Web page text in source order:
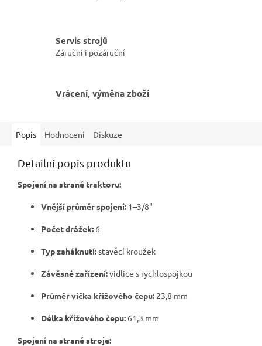
Servis strojů
Záruční i pozáruční
Vrácení, výměna zboží
Popis Hodnocení Diskuze
Detailní popis produktu
Spojení na straně traktoru:
Vnější průměr spojení: 1–3/8"
Počet drážek: 6
Typ zaháknutí:stavěcí kroužek
Závěsné zařízení:vidlice s rychlospojkou
Průměr víčka křížového čepu: 23,8 mm
Délka křížového čepu: 61,3 mm
Spojení na straně stroje: